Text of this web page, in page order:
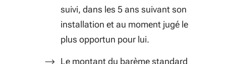
suivi, dans les 5 ans suivant son
installation et au moment jugé le
plus opportun pour lui.
Le montant du barème standard